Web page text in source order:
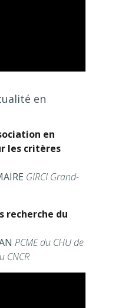
en
en
les critères
GIRCI Grand-
recherche du
PCME du CHU de
CNCR